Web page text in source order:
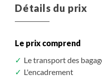
Assuré à partir de 5
Assuré à partir de 5
Détails du prix
Le prix comprend
Le transport des
L'encadrement